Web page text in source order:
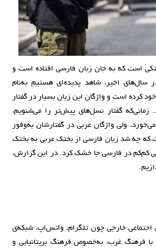
است که به جان زبان فارسی افتاده است و
اخیر، شاهد پدیده‌ای هستیم به‌نام
کرده است و واژگان این زبان بسیار در گفتار
زمانی‌که گفتار نسل‌های پیش‌تر را می‌شنویم،
ولی واژگان عربی در گفتارشان به‌وفور
چه شد زبان فارسی از بختک عربی به بختک
کم‌کم در فارسی جا خشک کرد. در این گزارش،
خارجی چون تلگرام، واتس‌اپ، شبکه‌ی
با فرهنگ غرب، به‌خصوص فرهنگ بریتانیایی و